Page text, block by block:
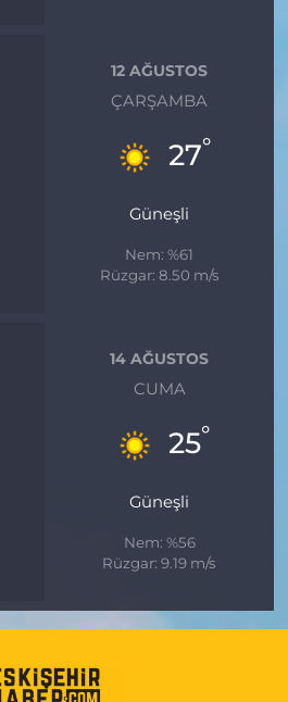
12 AĞUSTOS
ÇARŞAMBA
27°
Güneşli
Nem: %61
Rüzgar: 8.50 m/s
14 AĞUSTOS
CUMA
25°
Güneşli
Nem: %56
Rüzgar: 9.19 m/s